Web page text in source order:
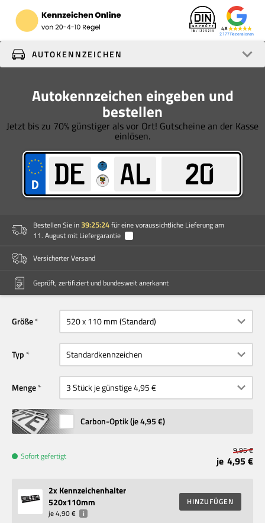
AUTOKENNZEICHEN
4,8
2.177
Autokennzeichen eingeben und
bestellen
Jetzt bis zu 70% günstiger als vor Ort! Gutscheine an der Kasse
einlösen.
Bestellen Siein39:25:24für eine voraussichtliche Lieferung am
11. August mit Liefergarantie
Versicherter Versand
Geprüft, zertifiziert und bundesweit anerkannt
Größe
Typ
Menge
Carbon-Optik (je4,95 €)
Sofort gefertigt
9,95 €
je 4,95 €
2x Kennzeichenhalter
520x110mm
je4,90 € i
HINZUFÜGEN